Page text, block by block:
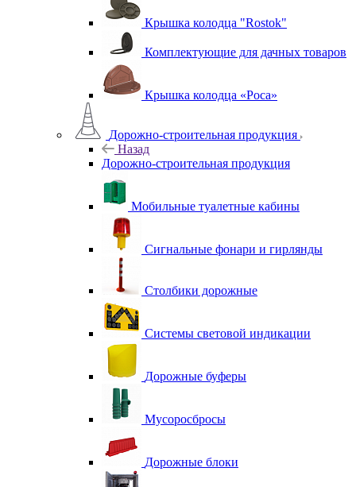
Крышка колодца "Rostok"
Комплектующие для дачных товаров
Крышка колодца «Роса»
Дорожно-строительная продукция
Назад
Дорожно-строительная продукция
Мобильные туалетные кабины
Сигнальные фонари и гирлянды
Столбики дорожные
Системы световой индикации
Дорожные буферы
Мусоросбросы
Дорожные блоки